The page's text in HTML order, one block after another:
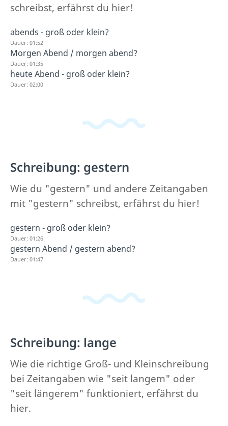
schreibst, erfährst du hier!
abends - groß oder klein?
Dauer: 01:52
Morgen Abend / morgen abend?
Dauer: 01:35
heute Abend - groß oder klein?
Dauer: 02:00
Schreibung: gestern
Wie du "gestern" und andere Zeitangaben
mit "gestern" schreibst, erfährst du hier!
gestern - groß oder klein?
Dauer: 01:26
gestern Abend / gestern abend?
Dauer: 01:47
Schreibung: lange
Wie die richtige Groß- und Kleinschreibung
bei Zeitangaben wie "seit langem" oder
"seit längerem" funktioniert, erfährst du
hier.